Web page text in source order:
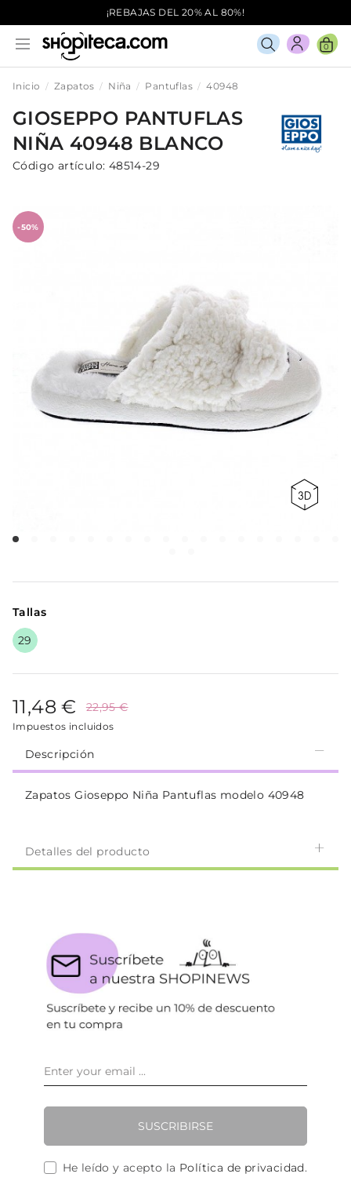
¡REBAJAS DEL 20% AL 80%!
0
Inicio Zapatos Niña Pantuflas 40948
GIOSEPPO PANTUFLAS
NIÑA 40948 BLANCO
Código artículo: 48514-29
-50%
Tallas
29
11,48 € 22,95 €
Impuestos incluidos
Descripción
Zapatos Gioseppo Niña Pantuflas modelo 40948
Detalles del producto
SUSCRIBIRSE
He leído y acepto la Política de privacidad.